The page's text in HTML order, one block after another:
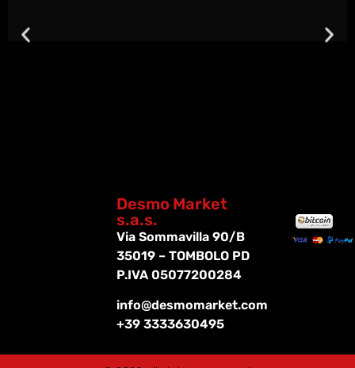
Desmo Market
s.a.s.
Via Sommavilla 90/B
35019 – TOMBOLO PD
P.IVA 05077200284
info@desmomarket.com
+39 3333630495